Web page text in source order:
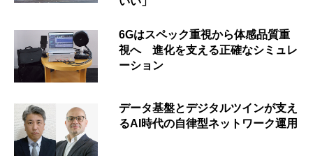
6Gはスペック重視から体感品質重
視へ 進化を支える正確なシミュレ
ーション
データ基盤とデジタルツインが支え
るAI時代の自律型ネットワーク運用